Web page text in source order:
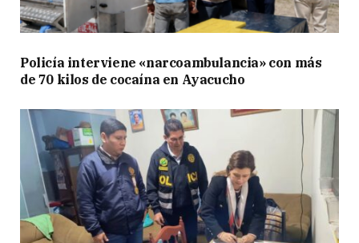
Policía interviene «narcoambulancia» con más
de 70 kilos de cocaína en Ayacucho